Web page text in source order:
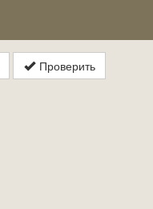
Проверить